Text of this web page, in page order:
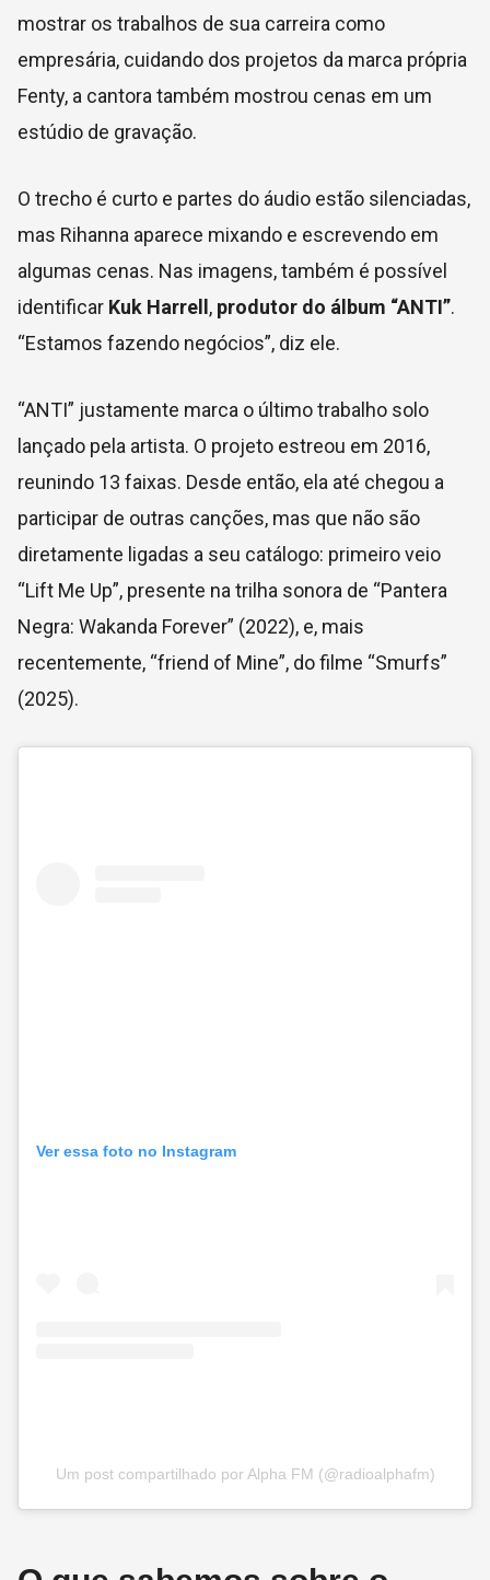
mostrar os trabalhos de sua carreira como
empresária, cuidando dos projetos da marca própria
Fenty, a cantora também mostrou cenas em um
estúdio de gravação.
O trecho é curto e partes do áudio estão silenciadas,
mas Rihanna aparece mixando e escrevendo em
algumas cenas. Nas imagens, também é possível
identificar Kuk Harrell , produtor do álbum “ANTI”.
“Estamos fazendo negócios”, diz ele.
“ANTI” justamente marca o último trabalho solo
lançado pela artista. O projeto estreou em 2016,
reunindo 13 faixas. Desde então, ela até chegou a
participar de outras canções, mas que não são
diretamente ligadas a seu catálogo: primeiro veio
“Lift Me Up”, presente na trilha sonora de “Pantera
Negra: Wakanda Forever” (2022), e, mais
recentemente, “friend of Mine”, do filme “Smurfs”
(2025).
Ver essa foto no Instagram
Um post compartilhado por Alpha FM (@radioalphafm)